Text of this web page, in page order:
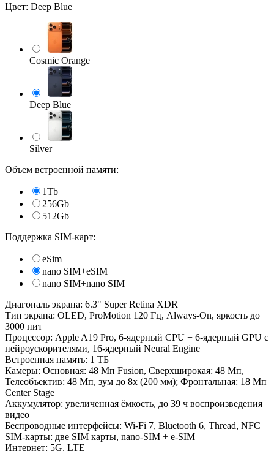
Цвет: Deep Blue
Cosmic Orange
Deep Blue
Silver
Объем встроенной памяти:
1Tb
256Gb
512Gb
Поддержка SIM-карт:
eSim
nano SIM+eSIM
nano SIM+nano SIM
Диагональ экрана: 6.3" Super Retina XDR
Тип экрана: OLED, ProMotion 120 Гц, Always-On, яркость до
3000 нит
Процессор: Apple A19 Pro, 6-ядерный CPU + 6-ядерный GPU с
нейроускорителями, 16-ядерный Neural Engine
Встроенная память: 1 ТБ
Камеры: Основная: 48 Мп Fusion, Сверхширокая: 48 Мп,
Телеобъектив: 48 Мп, зум до 8x (200 мм); Фронтальная: 18 Мп
Center Stage
Аккумулятор: увеличенная ёмкость, до 39 ч воспроизведения
видео
Беспроводные интерфейсы: Wi-Fi 7, Bluetooth 6, Thread, NFC
SIM-карты: две SIM карты, nano-SIM + e-SIM
Интернет: 5G, LTE